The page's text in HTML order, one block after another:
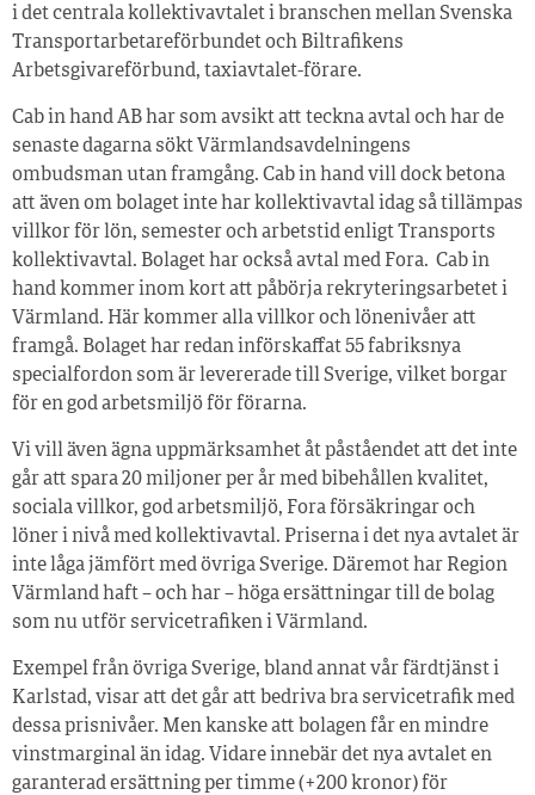
i det centrala kollektivavtalet i branschen mellan Svenska
Transportarbetareförbundet och Biltrafikens
Arbetsgivareförbund, taxiavtalet-förare.
Cab in hand AB har som avsikt att teckna avtal och har de
senaste dagarna sökt Värmlandsavdelningens
ombudsman utan framgång. Cab in hand vill dock betona
att även om bolaget inte har kollektivavtal idag så tillämpas
villkor för lön, semester och arbetstid enligt Transports
kollektivavtal. Bolaget har också avtal med Fora. Cab in
hand kommer inom kort att påbörja rekryteringsarbetet i
Värmland. Här kommer alla villkor och lönenivåer att
framgå. Bolaget har redan införskaffat 55 fabriksnya
specialfordon som är levererade till Sverige, vilket borgar
för en god arbetsmiljö för förarna.
Vi vill även ägna uppmärksamhet åt påståendet att det inte
går att spara 20 miljoner per år med bibehållen kvalitet,
sociala villkor, god arbetsmiljö, Fora försäkringar och
löner i nivå med kollektivavtal. Priserna i det nya avtalet är
inte låga jämfört med övriga Sverige. Däremot har Region
Värmland haft – och har – höga ersättningar till de bolag
som nu utför servicetrafiken i Värmland.
Exempel från övriga Sverige, bland annat vår färdtjänst i
Karlstad, visar att det går att bedriva bra servicetrafik med
dessa prisnivåer. Men kanske att bolagen får en mindre
vinstmarginal än idag. Vidare innebär det nya avtalet en
garanterad ersättning per timme (+200 kronor) för